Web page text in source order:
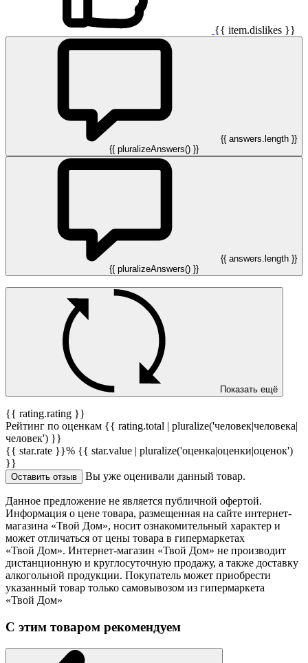
{{ item.dislikes }}
{{ answers.length }}
{{ pluralizeAnswers() }}
{{ answers.length }}
{{ pluralizeAnswers() }}
Показать ещё
{{ rating.rating }}
Рейтинг по оценкам {{ rating.total | pluralize('человек|человека|
человек') }}
{{ star.rate }}% {{ star.value | pluralize('оценка|оценки|оценок')
}}
Оставить отзыв Вы уже оценивали данный товар.
Данное предложение не является публичной офертой.
Информация о цене товара, размещенная на сайте интернет-
магазина «Твой Дом», носит ознакомительный характер и
может отличаться от цены товара в гипермаркетах
«Твой Дом». Интернет-магазин «Твой Дом» не производит
дистанционную и круглосуточную продажу, а также доставку
алкогольной продукции. Покупатель может приобрести
указанный товар только самовывозом из гипермаркета
«Твой Дом»
С этим товаром рекомендуем